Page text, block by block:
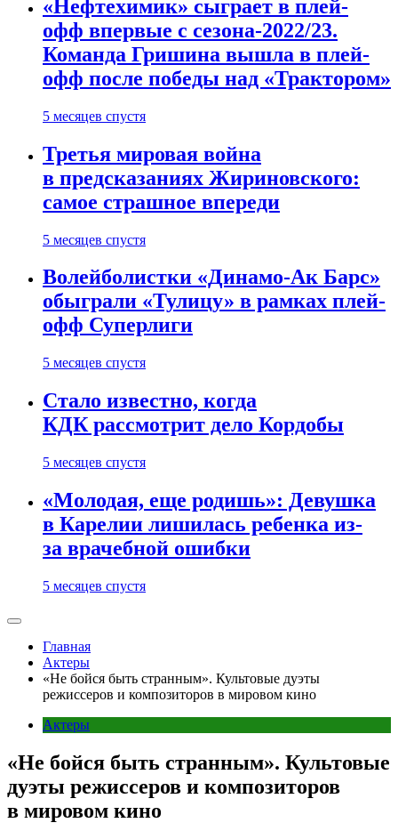
«Нефтехимик» сыграет в плей-
офф впервые с сезона-2022/23.
Команда Гришина вышла в плей-
офф после победы над «Трактором»
5 месяцев спустя
Третья мировая война
в предсказаниях Жириновского:
самое страшное впереди
5 месяцев спустя
Волейболистки «Динамо-Ак Барс»
обыграли «Тулицу» в рамках плей-
офф Суперлиги
5 месяцев спустя
Стало известно, когда
КДК рассмотрит дело Кордобы
5 месяцев спустя
«Молодая, еще родишь»: Девушка
в Карелии лишилась ребенка из-
за врачебной ошибки
5 месяцев спустя
Главная
Актеры
«Не бойся быть странным». Культовые дуэты
режиссеров и композиторов в мировом кино
Актеры
«Не бойся быть странным». Культовые
дуэты режиссеров и композиторов
в мировом кино